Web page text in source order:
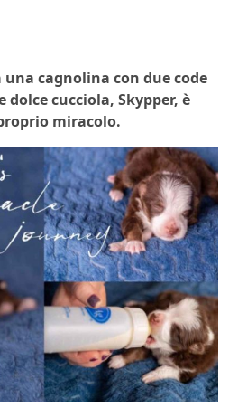
cagnolina con due code
dolce cucciola, Skypper, è
miracolo.